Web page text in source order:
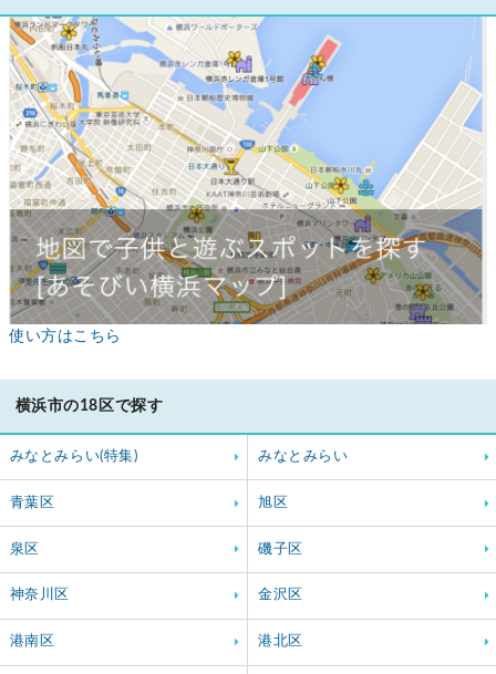
使い方はこちら
横浜市の18区で探す
みなとみらい(特集) みなとみらい
青葉区 旭区
泉区 磯子区
神奈川区 金沢区
港南区 港北区